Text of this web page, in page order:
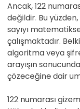
Ancak, 122
değildir. Bu
sayıyı
çalışmaktadır.
algoritma veya
arayışın
çözeceğine dair
122 numarası